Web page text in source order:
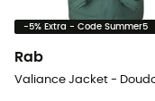
-5% Extra - Code Summer5
Rab